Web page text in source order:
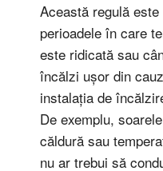
Această regulă
perioadele în care
este ridicată sau
încălzi ușor din
instalația de
De exemplu,
căldură sau
nu ar trebui să